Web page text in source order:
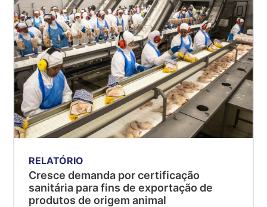
RELATÓRIO
Cresce demanda por certificação
sanitária para fins de exportação de
produtos de origem animal